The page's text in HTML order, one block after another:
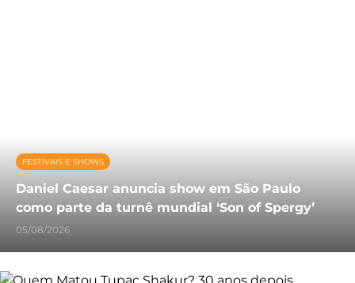
FESTIVAIS E SHOWS
Daniel Caesar anuncia show em São Paulo
como parte da turnê mundial ‘Son of Spergy’
05/08/2026